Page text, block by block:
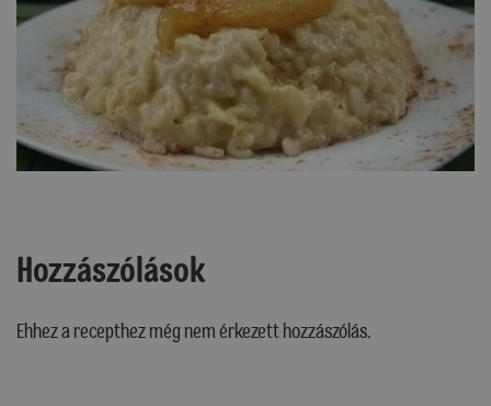
Hozzászólások
Ehhez a recepthez még nem érkezett hozzászólás.